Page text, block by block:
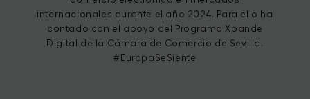
internacionales durante el año 2024. Para ello ha
contado con el apoyo del Programa Xpande
Digital de la Cámara de Comercio de Sevilla.
#EuropaSeSiente